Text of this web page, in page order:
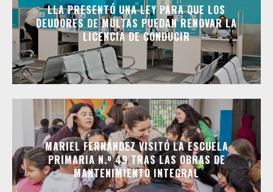
LLA PRESENTÓ UNA LEY PARA QUE LOS
DEUDORES DE MULTAS PUEDAN RENOVAR LA
LICENCIA DE CONDUCIR
MARIEL FERNÁNDEZ VISITÓ LA ESCUELA
PRIMARIA N.º 49 TRAS LAS OBRAS DE
MANTENIMIENTO INTEGRAL